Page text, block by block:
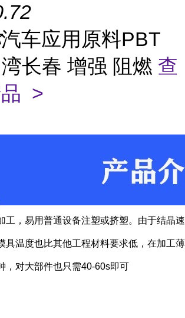
汽车应用原料PBT
长春 增强 阻燃 查
>
工，易用普通设备注塑或挤塑。由于结晶速
具温度也比其他工程材料要求低，在加工薄
，对大部件也只需40-60s即可